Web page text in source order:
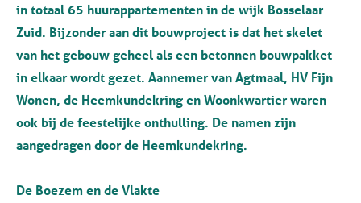
in totaal 65 huurappartementen in de wijk Bosselaar
Zuid. Bijzonder aan dit bouwproject is dat het skelet
van het gebouw geheel als een betonnen bouwpakket
in elkaar wordt gezet. Aannemer van Agtmaal, HV Fijn
Wonen, de Heemkundekring en Woonkwartier waren
ook bij de feestelijke onthulling. De namen zijn
aangedragen door de Heemkundekring.
De Boezem en de Vlakte